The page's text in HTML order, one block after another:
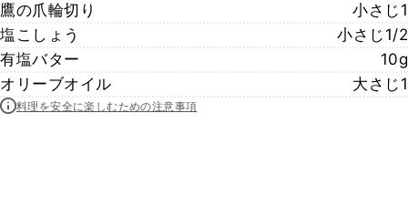
鷹の爪輪切り
小さじ1
塩こしょう
小さじ1/2
有塩バター
10g
オリーブオイル
大さじ1
料理を安全に楽しむための注意事項